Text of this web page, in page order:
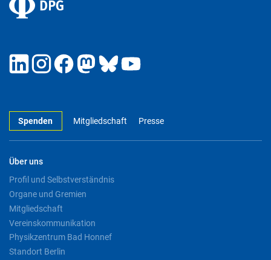
Spenden Mitgliedschaft Presse
Über uns
Profil und Selbstverständnis
Organe und Gremien
Mitgliedschaft
Vereinskommunikation
Physikzentrum Bad Honnef
Standort Berlin